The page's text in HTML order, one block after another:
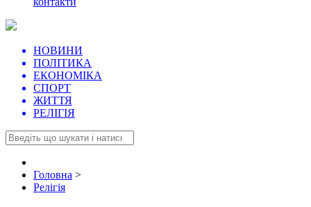
НОВИНИ
ПОЛІТИКА
ЕКОНОМІКА
СПОРТ
ЖИТТЯ
РЕЛІГІЯ
Головна >
Релігія